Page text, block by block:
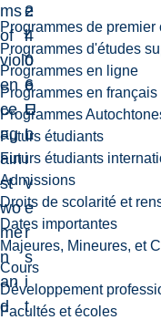
Programmes de premier
Programmes d'études
Programmes en ligne
Programmes en français
Programmes
Futurs étudiants
Futurs étudiants
Admissions
Droits de scolarité et
Dates importantes
Majeures, Mineures, et
Cours
Développement
Facultés et écoles
ms
of
viol
en
ce
ag
ain
st
wo
me
n
an
d
2
4
0
6
E
L
e
l
o
e
U
n
i
v
e
r
s
i
t